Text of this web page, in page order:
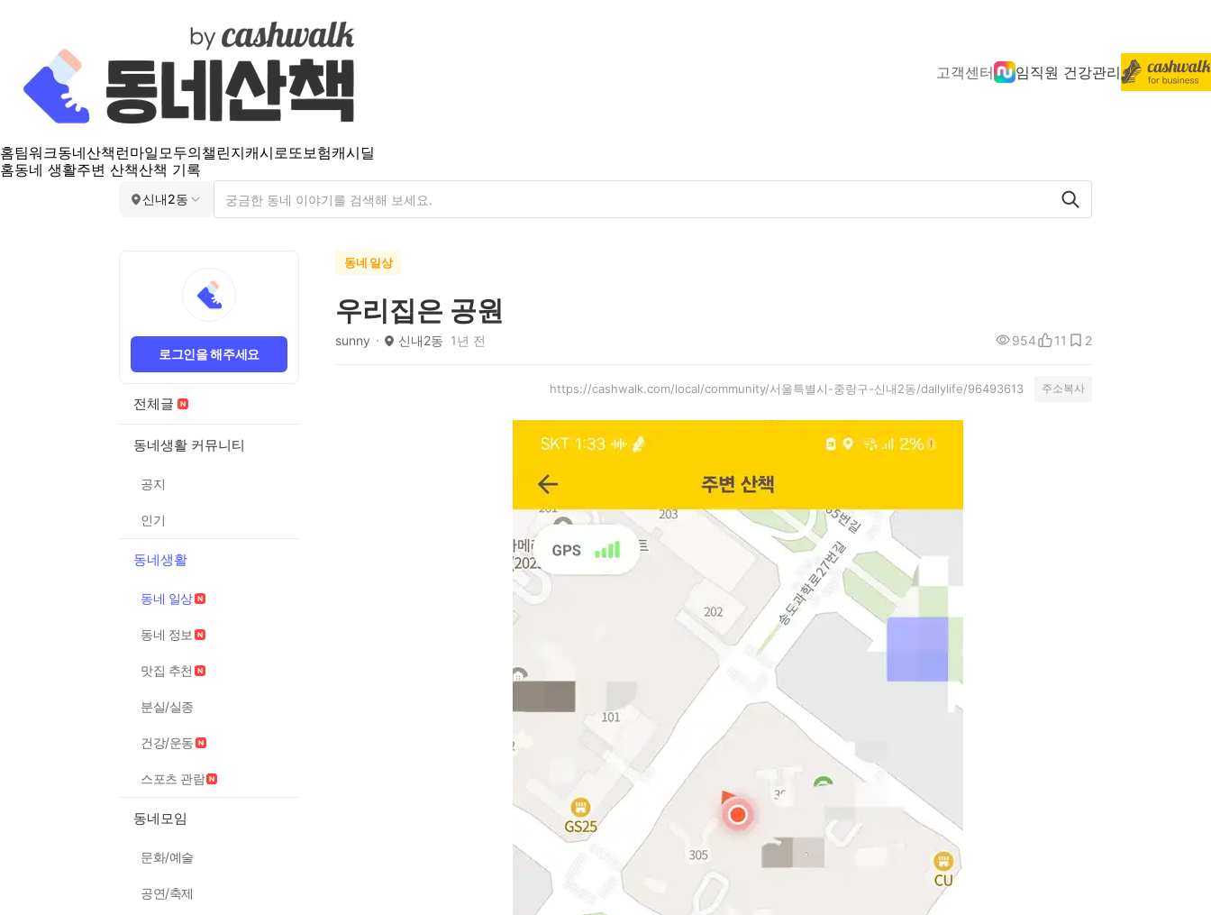
고객센터 임직원 건강관리
홈팀워크동네산책 런마일모두의챌린지캐시로또보험캐시딜
홈동네 생활주변 산책산책 기록
신내2동
로그인을 해주세요
전체글
동네생활 커뮤니티
공지
인기
동네생활
동네 일상
동네 정보
맛집 추천
분실/실종
건강/운동
스포츠 관람
동네모임
문화/예술
공연/축제
동네 일상
우리집은 공원
sunny 신내2동 1년 전 954 11 2
https://cashwalk.com/local/community/서울특별시-중랑구-신내2동/dailylife/96493613 주소복사